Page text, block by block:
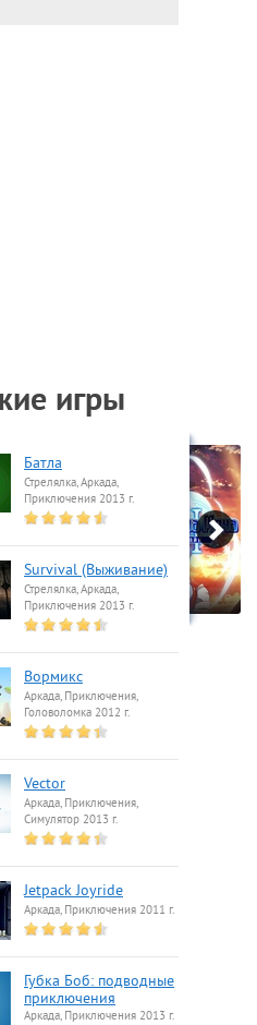
игры
Батла
Стрелялка, Аркада,
Приключения 2013 г.
Survival (Выживание)
Стрелялка, Аркада,
Приключения 2013 г.
Вормикс
Аркада, Приключения,
Головоломка 2012 г.
Vector
Аркада, Приключения,
Симулятор 2013 г.
Jetpack Joyride
Аркада, Приключения 2011 г.
Губка Боб: подводные
приключения
Аркада, Приключения 2013 г.